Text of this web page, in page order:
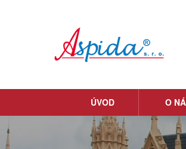
ÚVOD O